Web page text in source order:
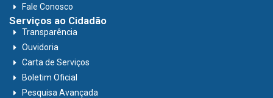
Fale Conosco
Serviços ao Cidadão
Transparência
Ouvidoria
Carta de Serviços
Boletim Oficial
Pesquisa Avançada